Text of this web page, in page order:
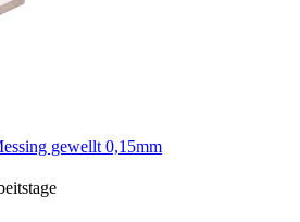
gewellt 0,15mm